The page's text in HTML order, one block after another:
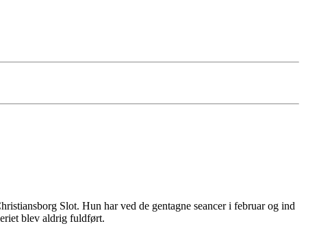
Slot. Hun har ved de gentagne seancer i februar og ind
blev aldrig fuldført.